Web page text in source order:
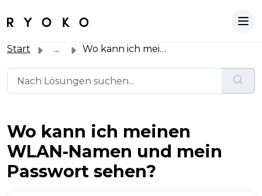
Start ... Wo kann ich meinen WLAN-Namen und mein Passwort sehen?
Wo kann ich meinen
WLAN-Namen und mein
Passwort sehen?